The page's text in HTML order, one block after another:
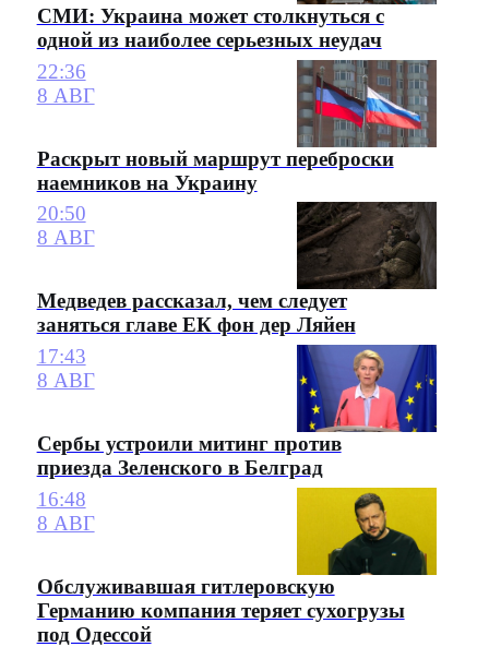
СМИ: Украина может столкнуться с
одной из наиболее серьезных неудач
22:36
8 АВГ
Раскрыт новый маршрут переброски
наемников на Украину
20:50
8 АВГ
Медведев рассказал, чем следует
заняться главе ЕК фон дер Ляйен
17:43
8 АВГ
Сербы устроили митинг против
приезда Зеленского в Белград
16:48
8 АВГ
Обслуживавшая гитлеровскую
Германию компания теряет сухогрузы
под Одессой